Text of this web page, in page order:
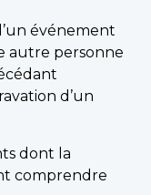
événement
autre personne
d’un
dont la
comprendre